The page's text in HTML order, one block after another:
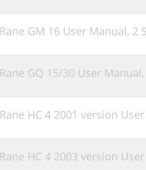
Rane GM 16 User Manual, 2
Rane GQ 15/30 User Manual,
Rane HC 4 2001 version
Rane HC 4 2003 version